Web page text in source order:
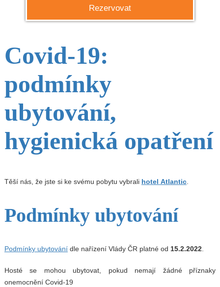
Covid-19:
podmínky
ubytování,
hygienická opatření
Těší nás, že jste si ke svému pobytu vybrali hotel Atlantic.
Podmínky ubytování
Podmínky ubytovánídle nařízení Vlády ČR platné od 15.2.2022.
Hosté se mohou ubytovat, pokud nemají žádné příznaky
onemocnění Covid-19